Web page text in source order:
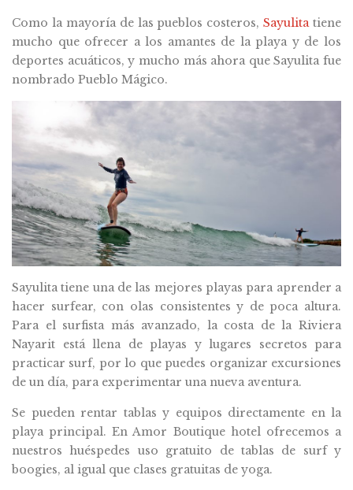
Como la mayoría de las pueblos costeros,Sayulitatiene
mucho que ofrecer a los amantes de la playa y de los
deportes acuáticos, y mucho más ahora que Sayulita fue
nombrado Pueblo Mágico.
Sayulita tiene una de las mejores playas para aprender a
hacer surfear, con olas consistentes y de poca altura.
Para el surfista más avanzado, la costa de la Riviera
Nayarit está llena de playas y lugares secretos para
practicar surf, por lo que puedes organizar excursiones
de un día, para experimentar una nueva aventura.
Se pueden rentar tablas y equipos directamente en la
playa principal. En Amor Boutique hotel ofrecemos a
nuestros huéspedes uso gratuito de tablas de surf y
boogies, al igual que clases gratuitas de yoga.